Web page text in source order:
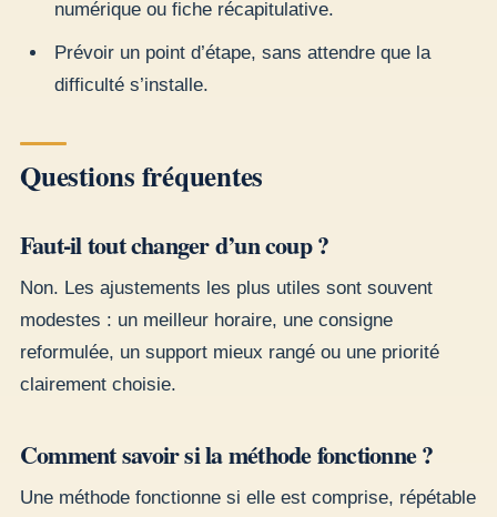
numérique ou fiche récapitulative.
Prévoir un point d’étape, sans attendre que la
difficulté s’installe.
Questions fréquentes
Faut-il tout changer d’un coup ?
Non. Les ajustements les plus utiles sont souvent
modestes : un meilleur horaire, une consigne
reformulée, un support mieux rangé ou une priorité
clairement choisie.
Comment savoir si la méthode fonctionne ?
Une méthode fonctionne si elle est comprise, répétable